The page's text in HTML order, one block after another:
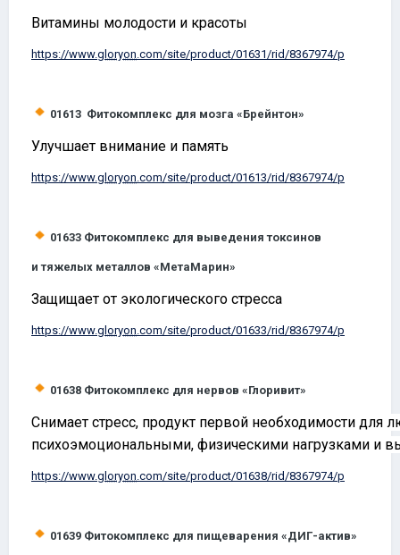
Витамины молодости и красоты
https://www.gloryon .com/site/product/01631/rid/8367974/p
01613 Фитокомплекс для мозга «Брейнтон»
Улучшает внимание и память
https://www.gloryon .com/site/product/01613/rid/8367974/p
01633 Фитокомплекс для выведения токсинов
и тяжелых металлов «МетаМарин»
Защищает от экологического стресса
https://www.gloryon .com/site/product/01633/rid/8367974/p
01638 Фитокомплекс для нервов «Глоривит»
Снимает стресс, продукт первой необходимости
психоэмоциональными, физическими нагрузками и
https://www.gloryon .com/site/product/01638/rid/8367974/p
01639 Фитокомплекс для пищеварения «ДИГ-актив»